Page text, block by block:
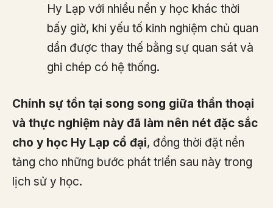
Hy Lạp với nhiều nền y học khác thời
bấy giờ, khi yếu tố kinh nghiệm chủ quan
dần được thay thế bằng sự quan sát và
ghi chép có hệ thống.
Chính sự tồn tại song song giữa thần thoại
và thực nghiệm này đã làm nên nét đặc sắc
cho y học Hy Lạp cổ đại, đồng thời đặt nền
tảng cho những bước phát triển sau này trong
lịch sử y học.